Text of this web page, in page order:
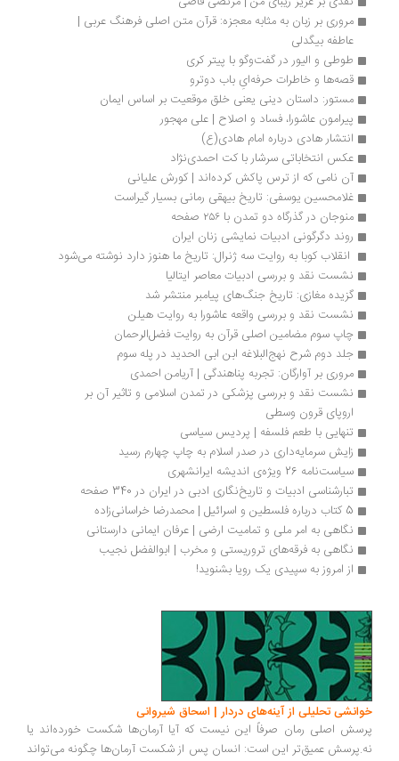
مروری بر زبان به‌ مثابه معجزه: قرآن متن اصلی فرهنگ عربی |
عاطفه بیگدلی
طوطی و الیور در گفت‌وگو با پیتر کری
قصه‌ها و خاطرات حرفه‌ایِ باب دوترو
مستور: داستان دینی یعنی خلق موقعیت بر اساس ایمان
پیرامون عاشورا، فساد و اصلاح | علی مهجور
انتشار هادی درباره امام هادی(ع)
عکس انتخاباتی سرشار با کت احمدی‌نژاد
آن نامی که از ترس پاکش کرده‌اند | کورش علیانی
غلامحسین یوسفی: تاریخ بیهقی رمانی بسیار گیراست
منوجان در گذرگاه دو تمدن با ۲۵۶ صفحه
روند دگرگونی ادبیات نمایشی زنان ایران
انقلاب کوبا به روایت سه ژنرال: تاریخ ما هنوز دارد نوشته می‌شود
نشست نقد و بررسی ادبیات معاصر ایتالیا
گزیده مغازی: تاریخ جنگ‌های پیامبر منتشر شد
نشست نقد و بررسی واقعه عاشورا به روایت هیلن
چاپ سوم مضامین اصلی قرآن به روایت فضل‌الرحمان
جلد دوم شرح نهج‌البلاغه ابن ابی الحدید در پله سوم
مروری بر آوارگان: تجربه پناهندگی | آریامن احمدی
نشست نقد و بررسی پزشکی در تمدن اسلامی و تاثیر آن بر
اروپای قرون وسطی
تنهایی با طعم فلسفه | پردیس سیاسی
زایش سرمایه‌داری در صدر اسلام به چاپ چهارم رسید
سیاست‌نامه 26 ویژه‌ی اندیشه ایرانشهری
تبارشناسی ادبیات و تاریخ‌نگاری ادبی در ایران در 340 صفحه
نگاهی به امر ملی و تمامیت ارضی | عرفان ایمانی دارستانی
نگاهی به فرقه‌های تروریستی و مخرب | ابوالفضل نجیب
از امروز به سپیدی یک رویا بشنوید!
تحلیلی از آینه‌های دردار | اسحاق شیروانی
اصلی رمان صرفاً این نیست که آیا آرمان‌ها شکست خورده‌اند یا
عمیق‌تر این است: انسان پس از شکست آرمان‌ها چگونه می‌تواند